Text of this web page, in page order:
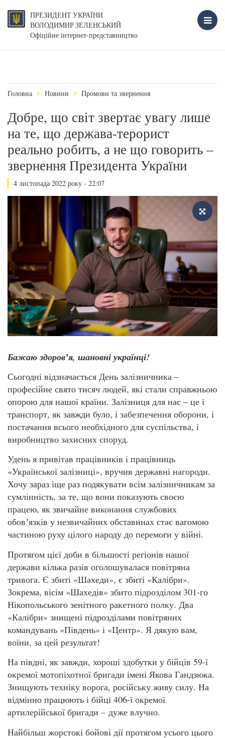
ПРЕЗИДЕНТ УКРАЇНИ
ВОЛОДИМИР ЗЕЛЕНСЬКИЙ
Офіційне інтернет-представництво
Головна Новини Промови та звернення
Добре, що світ звертає увагу лише
на те, що держава-терорист
реально робить, а не що говорить –
звернення Президента України
4 листопада 2022 року - 22:07
Бажаю здоровʼя, шановні українці!
Сьогодні відзначається День залізничника –
професійне свято тисяч людей, які стали справжньою
опорою для нашої країни. Залізниця для нас – це і
транспорт, як завжди було, і забезпечення оборони, і
постачання всього необхідного для суспільства, і
виробництво захисних споруд.
Удень я привітав працівників і працівниць
«Української залізниці», вручив державні нагороди.
Хочу зараз іще раз подякувати всім залізничникам за
сумлінність, за те, що вони показують своєю
працею, як звичайне виконання службових
обовʼязків у незвичайних обставинах стає вагомою
частиною руху цілого народу до перемоги у війні.
Протягом цієї доби в більшості регіонів нашої
держави кілька разів оголошувалася повітряна
тривога. Є збиті «Шахеди», є збиті «Калібри».
Зокрема, вісім «Шахедів» збито підрозділом 301-го
Нікопольського зенітного ракетного полку. Два
«Калібри» знищені підрозділами повітряних
командувань «Південь» і «Центр». Я дякую вам,
воїни, за цей результат!
На півдні, як завжди, хороші здобутки у бійців 59-ї
окремої мотопіхотної бригади імені Якова Гандзюка.
Знищують техніку ворога, російську живу силу. На
відмінно працюють і бійці 406-ї окремої
артилерійської бригади – дуже влучно.
Найбільш жорстокі бойові дії протягом усього цього